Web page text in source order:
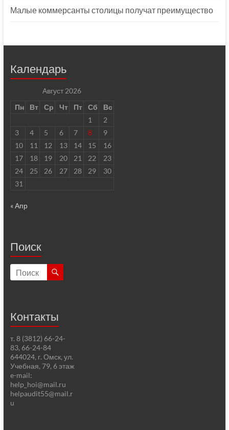
Малые коммерсанты столицы получат преимущество
Календарь
Август 2026
Пн
Вт Ср Чт Пт Сб
Вс
1
2
3
4 5 6 7 8
9
10
11 12 13 14 15
16
17
18 19 20 21 22
23
24
25 26 27 28 29
30
31
« Апр
Поиск
Контакты
т. 8 (3812) 66-24-
83, 66-24-84
644024, г. Омск, ул.
Учебная, 79, 6 этаж
e-mail:
help_hoi@mail.ru
helpaudit55@mail.r
u